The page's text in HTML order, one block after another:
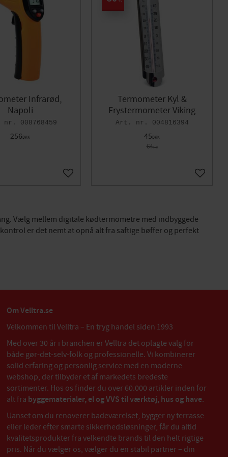
Infrarød,
Napoli
008768459
256DKK
Gem som favorit
Termometer Kyl &
Frystermometer Viking
004816394
45DKK
64DKK
Gem
Vælg mellem digitale kødtermometre med indbyggede
er det nemt at opnå alt fra saftige bøffer og perfekt
Om Velltra.se
Velkommen til Velltra – En tryg handel siden 1993
Med over 30 år i branchen er Velltra det oplagte valg for
både gør-det-selv-folk og professionelle. Vi kombinerer
solid erfaring og personlig service med en moderne
webshop, der tilbyder et af markedets bredeste
sortimenter. Hos os finder du over 60.000 artikler inden for
alt fra byggematerialer, el og VVS til værktøj, hus og have.
Uanset om du renoverer badeværelset, bygger ny terrasse
eller leder efter smarte sikkerhedsløsninger, får du altid
kvalitetsprodukter fra velkendte brands til den helt rigtige
pris. Når du vælger os, vælger du en stabil partner – din